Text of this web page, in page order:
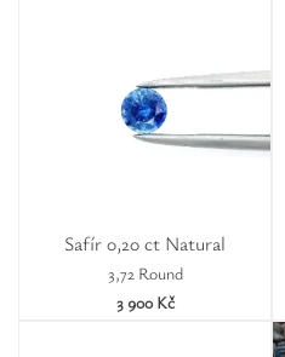
Safír 0,20 ct Natural
3,72 Round
3 900 Kč